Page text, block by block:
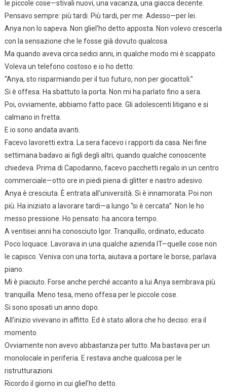
le piccole cose—stivali nuovi, una vacanza, una giacca decente.
Pensavo sempre: più tardi. Più tardi, per me. Adesso—per lei.
Anya non lo sapeva. Non gliel’ho detto apposta. Non volevo crescerla
con la sensazione che le fosse già dovuto qualcosa.
Ma quando aveva circa sedici anni, in qualche modo mi è scappato.
Voleva un telefono costoso e io ho detto:
“Anya, sto risparmiando per il tuo futuro, non per giocattoli.”
Si è offesa. Ha sbattuto la porta. Non mi ha parlato fino a sera.
Poi, ovviamente, abbiamo fatto pace. Gli adolescenti litigano e si
calmano in fretta.
E io sono andata avanti.
Facevo lavoretti extra. La sera facevo i rapporti da casa. Nei fine
settimana badavo ai figli degli altri, quando qualche conoscente
chiedeva. Prima di Capodanno, facevo pacchetti regalo in un centro
commerciale—otto ore in piedi piena di glitter e nastro adesivo.
Anya è cresciuta. È entrata all’università. Si è innamorata. Poi non
più. Ha iniziato a lavorare tardi—a lungo “si è cercata”. Non le ho
messo pressione. Ho pensato: ha ancora tempo.
A ventisei anni ha conosciuto Igor. Tranquillo, ordinato, educato.
Poco loquace. Lavorava in una qualche azienda IT—quelle cose non
le capisco. Veniva con una torta, aiutava a portare le borse, parlava
piano.
Mi è piaciuto. Forse anche perché accanto a lui Anya sembrava più
tranquilla. Meno tesa, meno offesa per le piccole cose.
Si sono sposati un anno dopo.
All’inizio vivevano in affitto. Ed è stato allora che ho deciso: era il
momento.
Ovviamente non avevo abbastanza per tutto. Ma bastava per un
monolocale in periferia. E restava anche qualcosa per le
ristrutturazioni.
Ricordo il giorno in cui gliel’ho detto.